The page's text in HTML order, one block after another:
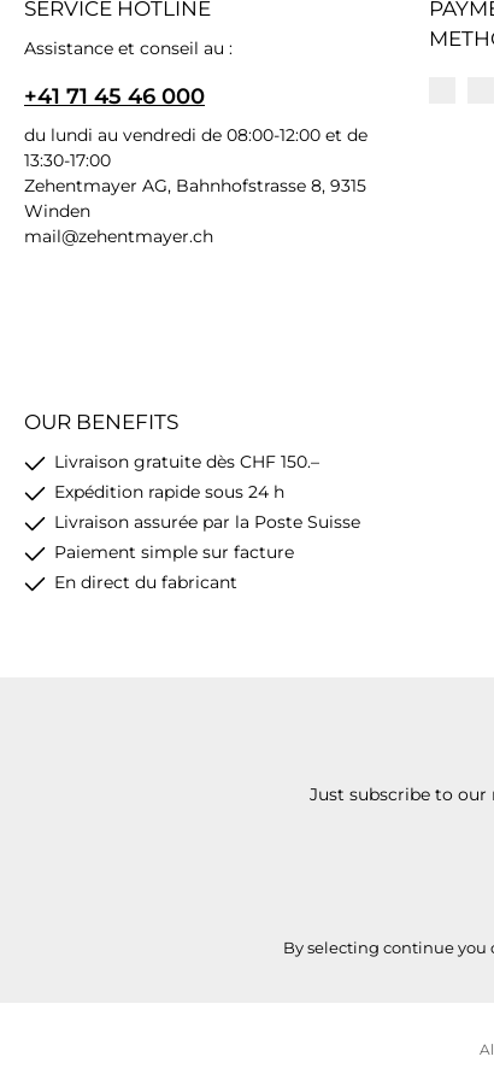
SERVICE HOTLINE
Assistance et conseil au :
+41 71 45 46 000
du lundi au vendredi de 08:00-12:00 et de
13:30-17:00
Zehentmayer AG, Bahnhofstrasse 8, 9315
Winden
mail@zehentmayer.ch
OUR BENEFITS
Livraison gratuite dès CHF 150.–
Expédition rapide sous 24 h
Livraison assurée par la Poste Suisse
Paiement simple sur facture
En direct du fabricant
Just subscribe to
By selecting continue you